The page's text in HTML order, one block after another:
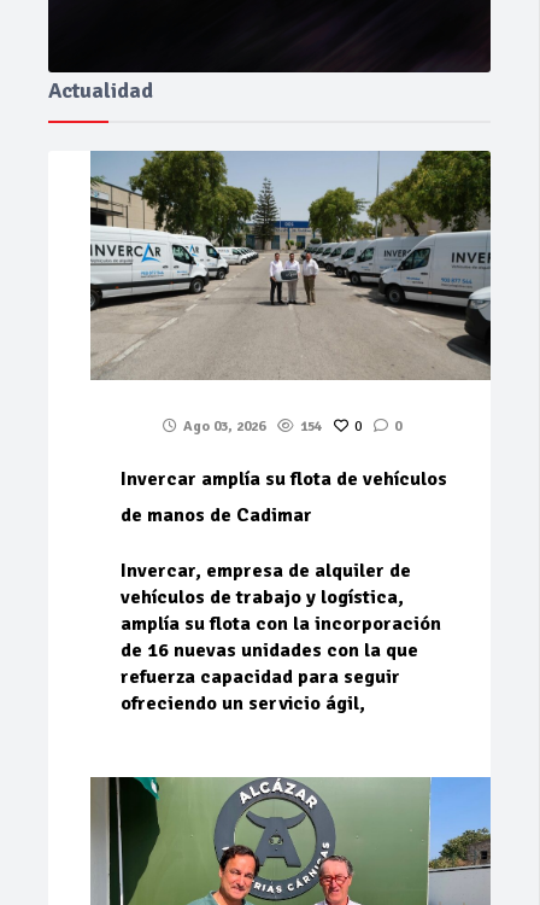
Actualidad
Ago 03, 2026 154 0 0
Invercar amplía su flota de vehículos
de manos de Cadimar
Invercar, empresa de alquiler de
vehículos de trabajo y logística,
amplía su flota con la incorporación
de 16 nuevas unidades con la que
refuerza capacidad para seguir
ofreciendo un servicio ágil,